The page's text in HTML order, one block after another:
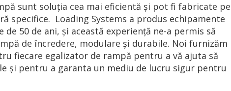
sunt soluția cea mai eficientă și pot fi fabricate pe
specifice. Loading Systems a produs echipamente
50 de ani, și această experiență ne-a permis să
de încredere, modulare și durabile. Noi furnizăm
fiecare egalizator de rampă pentru a vă ajuta să
și pentru a garanta un mediu de lucru sigur pentru